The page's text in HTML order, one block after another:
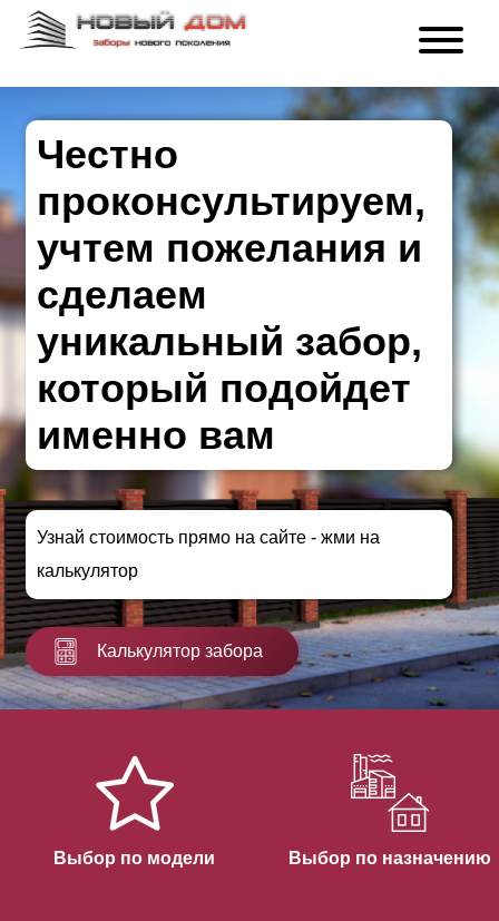
Честно
проконсультируем,
учтем пожелания и
сделаем
уникальный забор,
который подойдет
именно вам
Узнай стоимость прямо на сайте - жми на
калькулятор
Калькулятор забора
Выбор по модели Выбор по назначению